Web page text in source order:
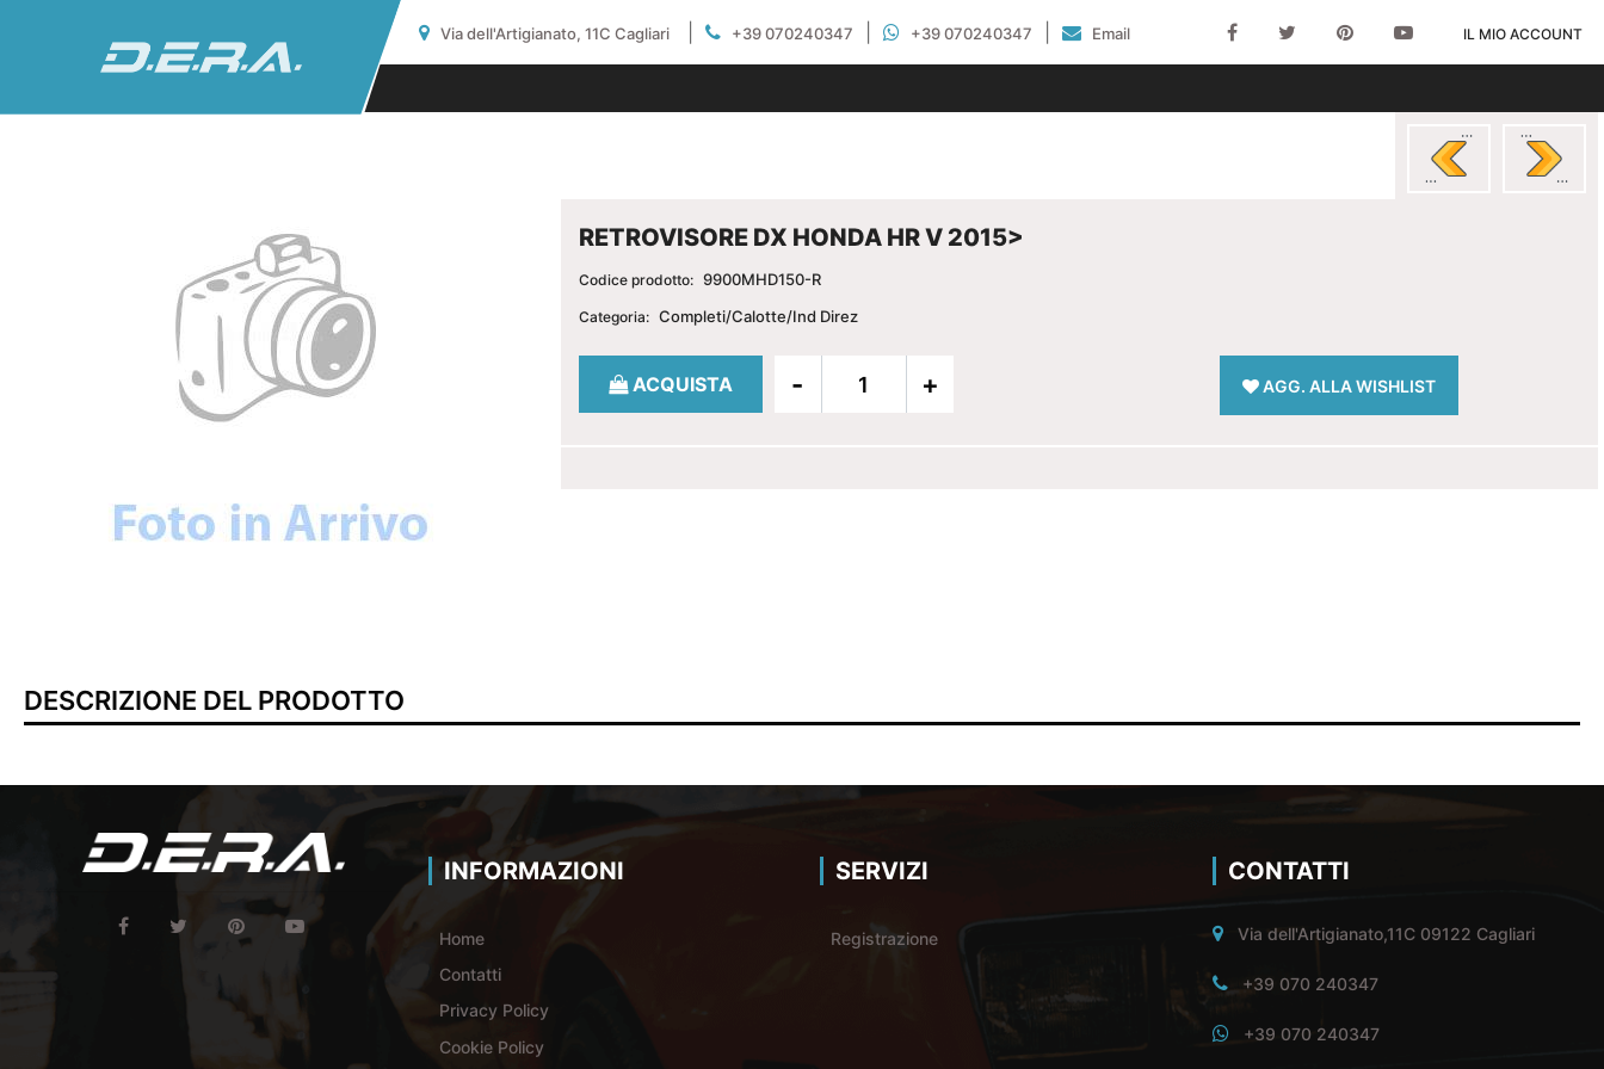
Via dell'Artigianato, 11C Cagliari +39 070240347 +39 070240347 Email IL MIO ACCOUNT
RETROVISORE DX HONDA HR V 2015>
Codice prodotto: 9900MHD150-R
Categoria: Completi/Calotte/Ind Direz
Quantità
ACQUISTA AGG. ALLA WISHLIST
DESCRIZIONE DEL PRODOTTO
INFORMAZIONI
Home
Contatti
Privacy Policy
Cookie Policy
SERVIZI
Registrazione
CONTATTI
Via dell'Artigianato,11C 09122 Cagliari
+39 070 240347
+39 070 240347